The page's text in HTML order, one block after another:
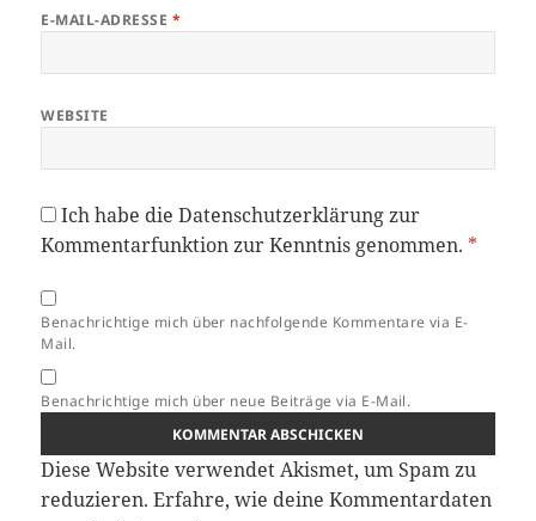
E-MAIL-ADRESSE *
WEBSITE
Ich habe dieDatenschutzerklärungzur
Kommentarfunktion zur Kenntnis genommen. *
Benachrichtige mich über nachfolgende Kommentare via E-
Mail.
Benachrichtige mich über neue Beiträge via E-Mail.
Diese Website verwendet Akismet, um Spam zu
reduzieren.Erfahre, wie deine Kommentardaten